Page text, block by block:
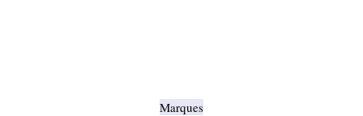
Marques